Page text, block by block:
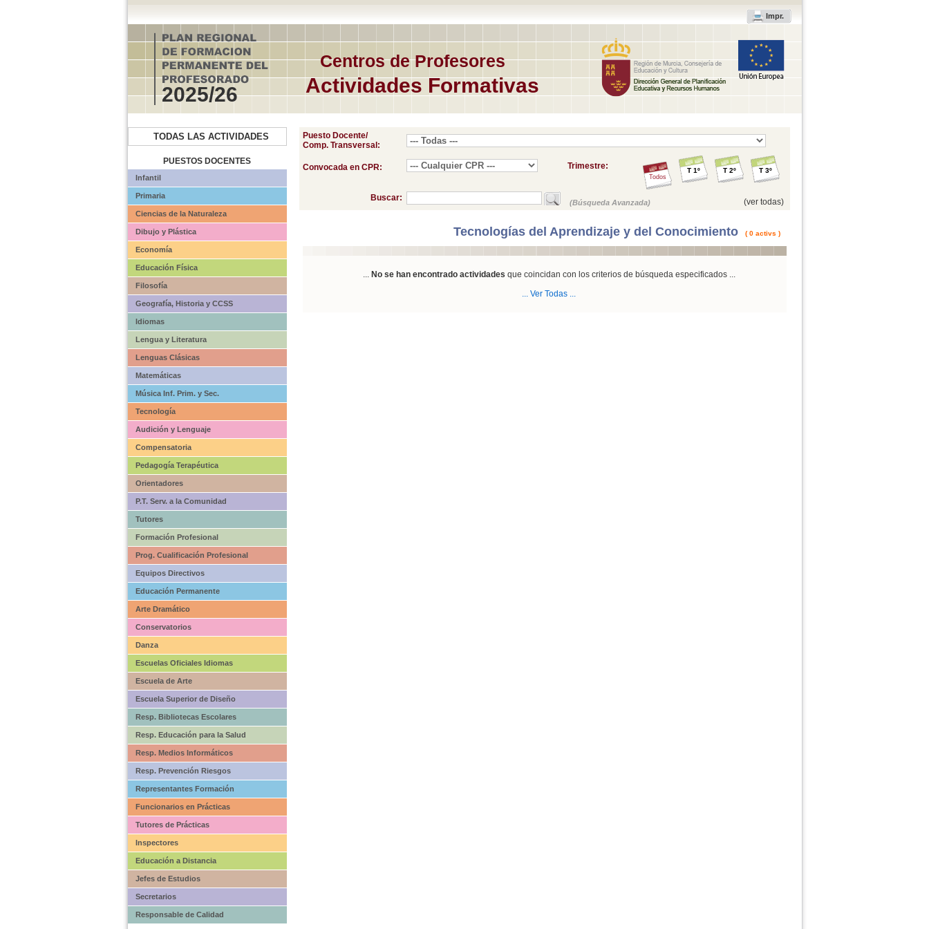
Impr.
Centros de Profesores
Actividades Formativas
2025/26
TODAS LAS ACTIVIDADES
PUESTOS DOCENTES
Infantil
Primaria
Ciencias de la Naturaleza
Dibujo y Plástica
Economía
Educación Física
Filosofía
Geografía, Historia y CCSS
Idiomas
Lengua y Literatura
Lenguas Clásicas
Matemáticas
Música Inf. Prim. y Sec.
Tecnología
Audición y Lenguaje
Compensatoria
Pedagogía Terapéutica
Orientadores
P.T. Serv. a la Comunidad
Tutores
Formación Profesional
Prog. Cualificación Profesional
Equipos Directivos
Educación Permanente
Arte Dramático
Conservatorios
Danza
Escuelas Oficiales Idiomas
Escuela de Arte
Escuela Superior de Diseño
Resp. Bibliotecas Escolares
Resp. Educación para la Salud
Resp. Medios Informáticos
Resp. Prevención Riesgos
Representantes Formación
Funcionarios en Prácticas
Tutores de Prácticas
Inspectores
Educación a Distancia
Jefes de Estudios
Secretarios
Responsable de Calidad
Puesto Docente/
Comp. Transversal:
Convocada en CPR: T 3º
T 2º
T 1º
Todos
Trimestre:
Buscar: (Búsqueda Avanzada) (ver todas)
Tecnologías del Aprendizaje y del Conocimiento ( 0 activs )
... No se han encontrado actividades que coincidan con los criterios de búsqueda especificados ...
... Ver Todas ...